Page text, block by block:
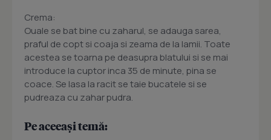
Crema:
Ouale se bat bine cu zaharul, se adauga sarea,
praful de copt si coaja si zeama de la lamii. Toate
acestea se toarna pe deasupra blatului si se mai
introduce la cuptor inca 35 de minute, pina se
coace. Se lasa la racit se taie bucatele si se
pudreaza cu zahar pudra.
Pe aceeași temă: